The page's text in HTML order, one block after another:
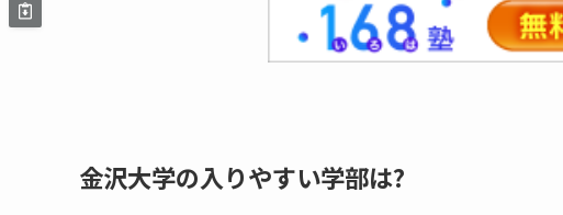
金沢大学の入りやすい学部は?